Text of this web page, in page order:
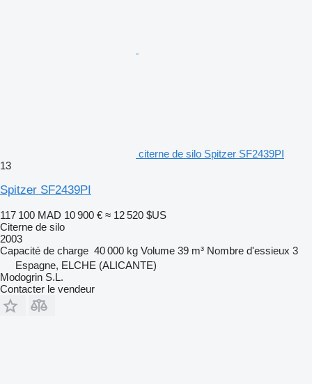
citerne de silo Spitzer SF2439PI
13
Spitzer SF2439PI
117 100 MAD 10 900 € ≈ 12 520 $US
Citerne de silo
2003
Capacité de charge 40 000 kg Volume 39 m³ Nombre d'essieux 3
Espagne, ELCHE (ALICANTE)
Modogrin S.L.
Contacter le vendeur